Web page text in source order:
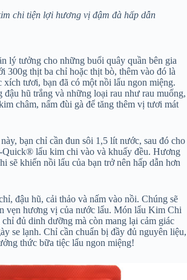
chi tiện lợi hương vị đậm đà hấp dẫn
lý tưởng cho những buổi quây quần bên gia
300g thịt ba chỉ hoặc thịt bò, thêm vào đó là
xích tươi, bạn đã có một nồi lẩu ngon miệng.
hũ trắng và những loại rau như rau muống,
châm, nấm đùi gà để tăng thêm vị tươi mát
bạn chỉ cần đun sôi 1,5 lít nước, sau đó cho
Quick® lẩu kim chi vào và khuấy đều. Hương
sẽ khiến nồi lẩu của bạn trở nên hấp dẫn hơn
đậu hũ, cải thảo và nấm vào nồi. Chúng sẽ
vẹn hương vị của nước lẩu. Món lẩu Kim Chi
đủ dinh dưỡng mà còn mang lại cảm giác
se lạnh. Chỉ cần chuẩn bị đầy đủ nguyên liệu,
thức bữa tiệc lẩu ngon miệng!